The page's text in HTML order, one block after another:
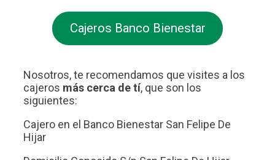
Cajeros Banco Bienestar
Nosotros, te recomendamos que visites a los
cajeros más cerca de tí, que son los
siguientes:
Cajero en el Banco Bienestar San Felipe De
Hijar